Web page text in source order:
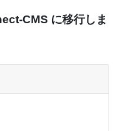
CMS に移行しま